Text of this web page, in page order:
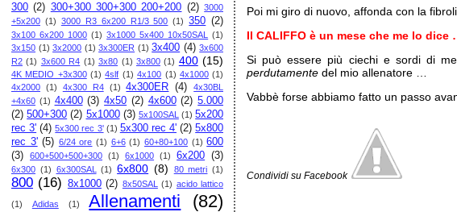
300 (2) 300+300 300+300 200+200 (2) 3000
+5x200 (1) 3000 R3 6x200 R1/3 500 (1) 350 (2)
3x100 6x200 1000 (1) 3x1000 5x400 10x50SAL
(1)
3x150 (1) 3x2000 (1) 3x300ER (1) 3x400 (4) 3x600
R2 (1) 3x600 R4 (1) 3x80 (1) 3x800 (1) 400 (15)
4K MEDIO +3x300 (1) 4slf (1) 4x100 (1) 4x1000 (1)
4x2000 (1) 4x300 R4 (1) 4x300ER (4)
4x30BL
+4x60 (1) 4x400 (3) 4x50 (2) 4x600 (2) 5.000
(2) 500+300 (2) 5x1000 (3) 5x100SAL (1) 5x200
rec 3' (4) 5x300 rec 3' (1) 5x300 rec 4' (2) 5x800
rec 3' (5) 6/24 ore (1) 6+6 (1) 60+80+100 (1) 600
(3)
600+500+500+300 (1) 6x1000 (1) 6x200 (3)
6x300 (1) 6x300SAL (1) 6x800 (8) 80 metri (1)
800 (16) 8x1000 (2) 8x50SAL (1) acido lattico
(1) Adidas (1) Allenamenti (82)
Poi mi giro di nuovo, affonda con la
Il CALIFFO è un mese che me lo dice
Si può essere più ciechi e sordi di
perdutamente del mio allenatore …
Vabbè forse abbiamo fatto un passo
Condividi su Facebook